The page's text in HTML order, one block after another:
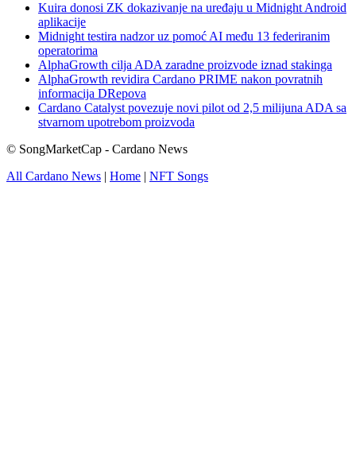
Kuira donosi ZK dokazivanje na uređaju u Midnight Android
aplikacije
Midnight testira nadzor uz pomoć AI među 13 federiranim
operatorima
AlphaGrowth cilja ADA zaradne proizvode iznad stakinga
AlphaGrowth revidira Cardano PRIME nakon povratnih
informacija DRepova
Cardano Catalyst povezuje novi pilot od 2,5 milijuna ADA sa
stvarnom upotrebom proizvoda
© SongMarketCap - Cardano News
All Cardano News | Home | NFT Songs